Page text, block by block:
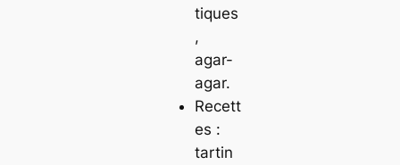
tiques
,
agar-
agar.
Recett
es :
tartin